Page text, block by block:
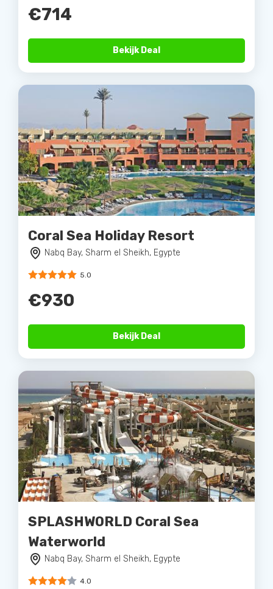
€714
Bekijk Deal
Coral Sea Holiday Resort
Nabq Bay, Sharm el Sheikh, Egypte
5.0
€930
Bekijk Deal
SPLASHWORLD Coral Sea
Waterworld
Nabq Bay, Sharm el Sheikh, Egypte
4.0